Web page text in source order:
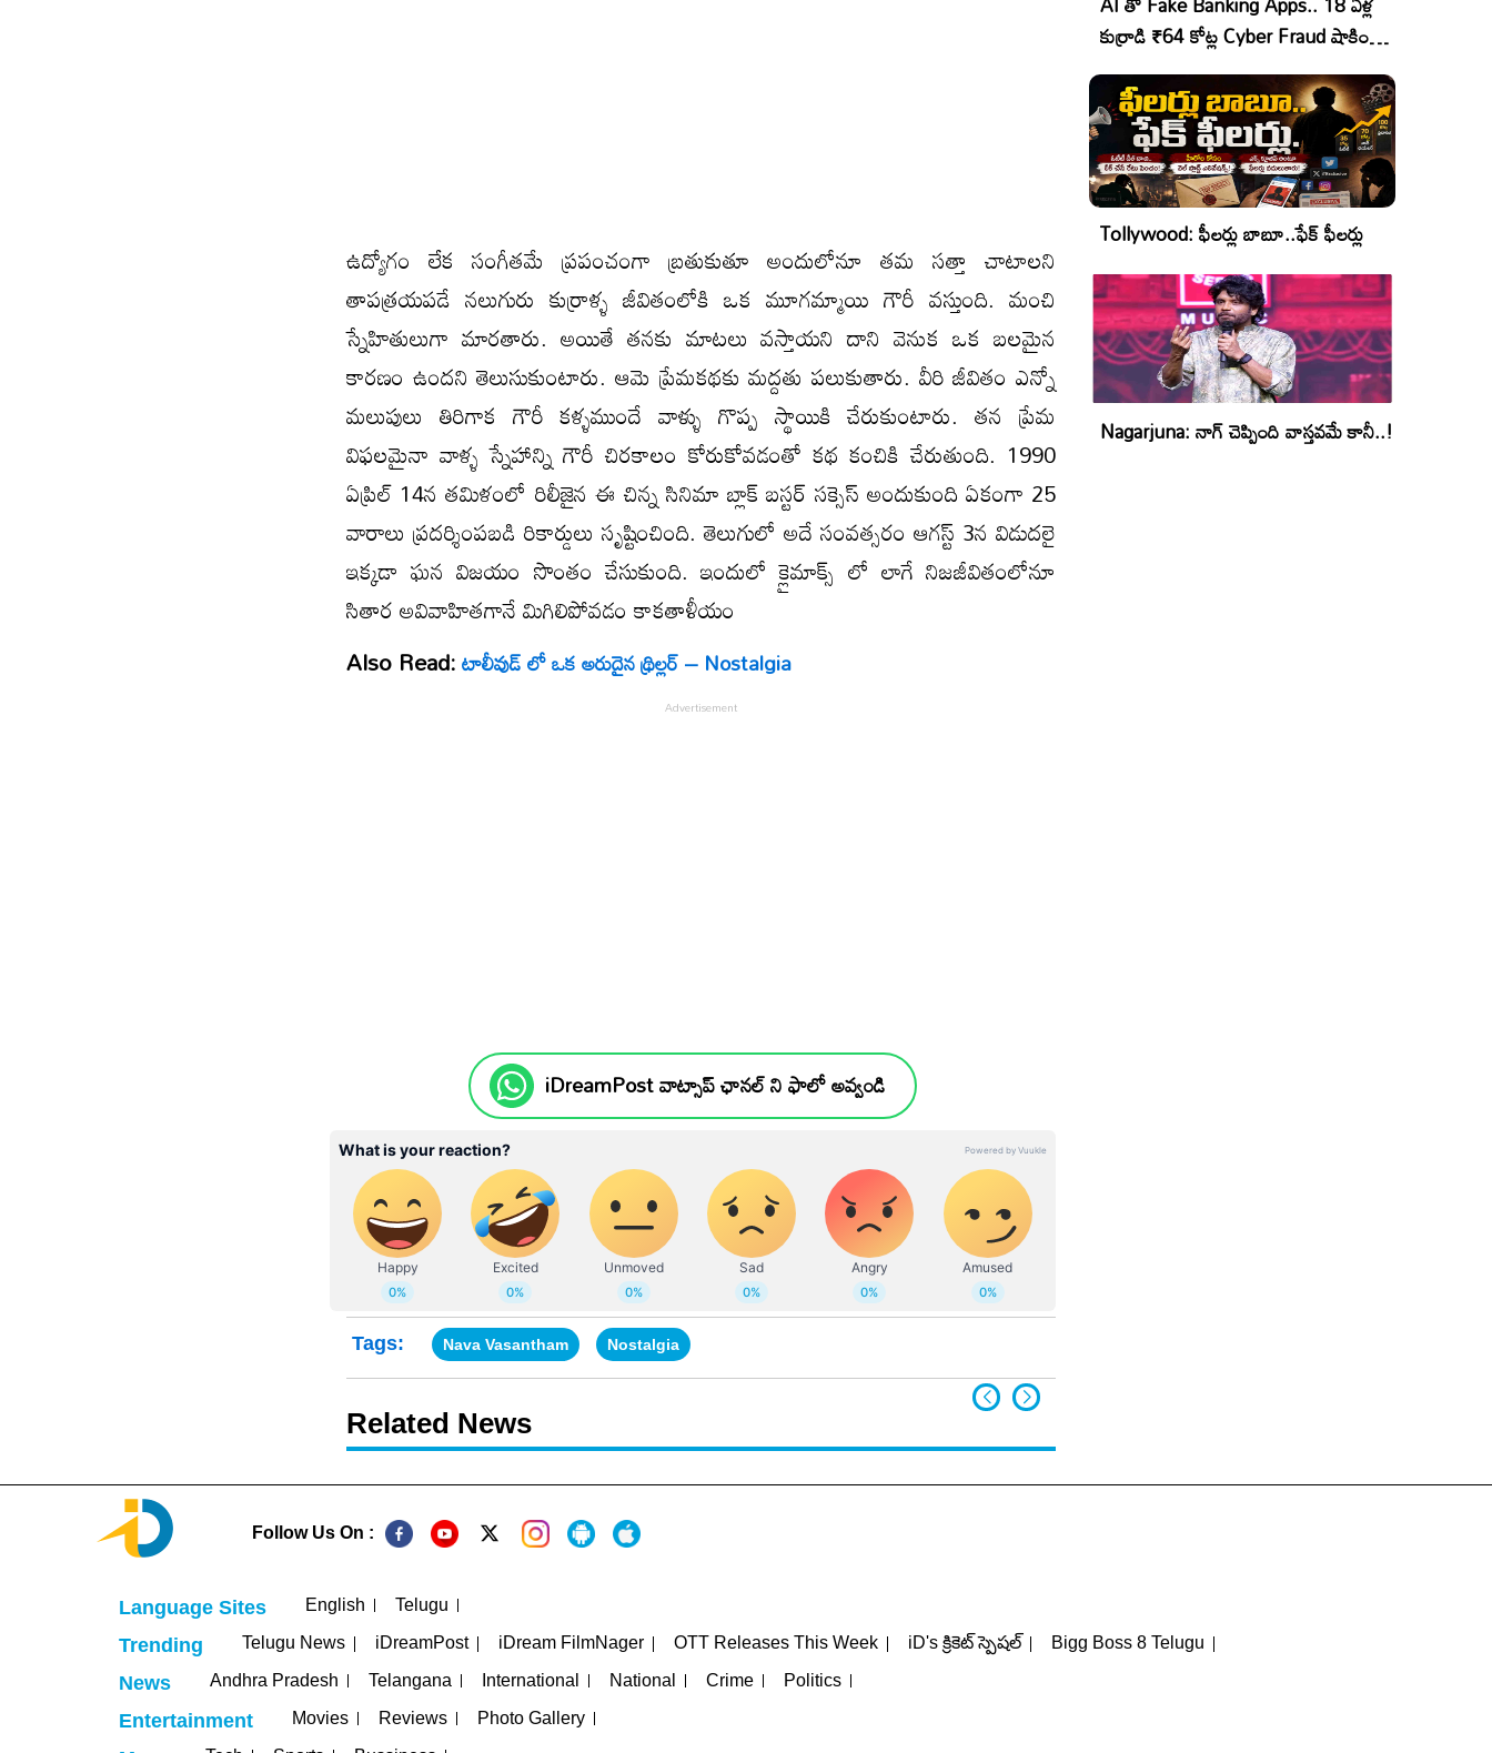
ఉద్యోగం లేక సంగీతమే ప్రపంచంగా బ్రతుకుతూ అందులోనూ తమ సత్తా చాటాలని
తాపత్రయపడే నలుగురు కుర్రాళ్ళ జీవితంలోకి ఒక మూగమ్మాయి గౌరీ వస్తుంది. మంచి
స్నేహితులుగా మారతారు. అయితే తనకు మాటలు వస్తాయని దాని వెనుక ఒక బలమైన
కారణం ఉందని తెలుసుకుంటారు. ఆమె ప్రేమకథకు మద్దతు పలుకుతారు. వీరి జీవితం ఎన్నో
మలుపులు తిరిగాక గౌరీ కళ్ళముందే వాళ్ళు గొప్ప స్థాయికి చేరుకుంటారు. తన ప్రేమ
విఫలమైనా వాళ్ళ స్నేహాన్ని గౌరీ చిరకాలం కోరుకోవడంతో కథ కంచికి చేరుతుంది. 1990
ఏప్రిల్ 14న తమిళంలో రిలీజైన ఈ చిన్న సినిమా బ్లాక్ బస్టర్ సక్సెస్ అందుకుంది ఏకంగా 25
వారాలు ప్రదర్శింపబడి రికార్డులు సృష్టించింది. తెలుగులో అదే సంవత్సరం ఆగస్ట్ 3న విడుదలై
ఇక్కడా ఘన విజయం సొంతం చేసుకుంది. ఇందులో క్లైమాక్స్ లో లాగే నిజజీవితంలోనూ
సితార అవివాహితగానే మిగిలిపోవడం కాకతాళీయం
Also Read:టాలీవుడ్ లో ఒక అరుదైన థ్రిల్లర్ – Nostalgia
iDreamPost వాట్సాప్ ఛానల్ ని ఫాలో అవ్వండి
Tags: Nava Vasantham Nostalgia
Related News
కుర్రాడి ₹64 కోట్ల Cyber Fraud షాకింగ్
ఆపరేషన్!
Tollywood: ఫీలర్లు బాబూ..ఫేక్ ఫీలర్లు
Nagarjuna: నాగ్ చెప్పింది వాస్తవమే కానీ..!
Follow Us On :
Language Sites English Telugu
Trending Telugu News iDreamPost iDream FilmNager OTT Releases This Week iD's క్రికెట్ స్పెషల్ Bigg Boss 8 Telugu
News Andhra Pradesh Telangana International National Crime Politics
Entertainment Movies Reviews Photo Gallery